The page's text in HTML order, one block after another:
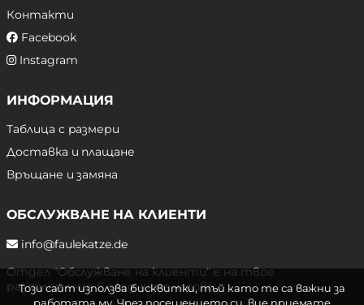
Контакти
Facebook
Instagram
ИНФОРМАЦИЯ
Таблица с размери
Доставка и плащане
Връщане и замяна
ОБСЛУЖВАНЕ НА КЛИЕНТИ
info@faulekatze.de
Отдел "Обслужване на клиенти" е на твое
разположение в следните часове:
Този сайт използва бисквитки, тъй като те са важни за